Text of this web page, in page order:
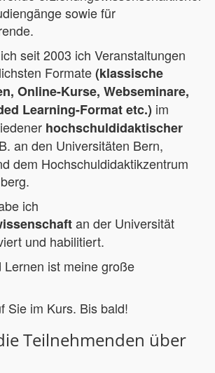
sowie für
seit 2003 ich Veranstaltungen
Formate(klassische
Online-Kurse, Webseminare,
Learning-Format etc.) im
hochschuldidaktischer
an den Universitäten Bern,
dem Hochschuldidaktikzentrum
ich
an der Universität
und habilitiert.
Lernen ist meine große
Sie im Kurs. Bis bald!
Teilnehmenden über